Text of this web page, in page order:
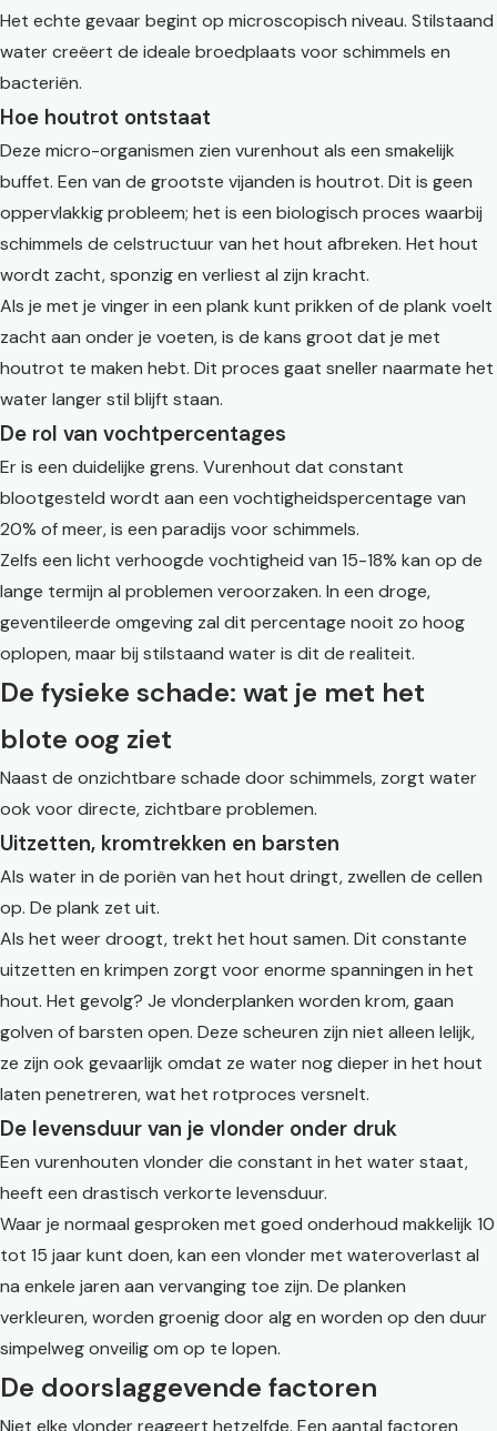
Het echte gevaar begint op microscopisch niveau. Stilstaand
water creëert de ideale broedplaats voor schimmels en
bacteriën.
Hoe houtrot ontstaat
Deze micro-organismen zien vurenhout als een smakelijk
buffet. Een van de grootste vijanden is houtrot. Dit is geen
oppervlakkig probleem; het is een biologisch proces waarbij
schimmels de celstructuur van het hout afbreken. Het hout
wordt zacht, sponzig en verliest al zijn kracht.
Als je met je vinger in een plank kunt prikken of de plank voelt
zacht aan onder je voeten, is de kans groot dat je met
houtrot te maken hebt. Dit proces gaat sneller naarmate het
water langer stil blijft staan.
De rol van vochtpercentages
Er is een duidelijke grens. Vurenhout dat constant
blootgesteld wordt aan een vochtigheidspercentage van
20% of meer, is een paradijs voor schimmels.
Zelfs een licht verhoogde vochtigheid van 15-18% kan op de
lange termijn al problemen veroorzaken. In een droge,
geventileerde omgeving zal dit percentage nooit zo hoog
oplopen, maar bij stilstaand water is dit de realiteit.
De fysieke schade: wat je met het
blote oog ziet
Naast de onzichtbare schade door schimmels, zorgt water
ook voor directe, zichtbare problemen.
Uitzetten, kromtrekken en barsten
Als water in de poriën van het hout dringt, zwellen de cellen
op. De plank zet uit.
Als het weer droogt, trekt het hout samen. Dit constante
uitzetten en krimpen zorgt voor enorme spanningen in het
hout. Het gevolg? Je vlonderplanken worden krom, gaan
golven of barsten open. Deze scheuren zijn niet alleen lelijk,
ze zijn ook gevaarlijk omdat ze water nog dieper in het hout
laten penetreren, wat het rotproces versnelt.
De levensduur van je vlonder onder druk
Een vurenhouten vlonder die constant in het water staat,
heeft een drastisch verkorte levensduur.
Waar je normaal gesproken met goed onderhoud makkelijk 10
tot 15 jaar kunt doen, kan een vlonder met wateroverlast al
na enkele jaren aan vervanging toe zijn. De planken
verkleuren, worden groenig door alg en worden op den duur
simpelweg onveilig om op te lopen.
De doorslaggevende factoren
Niet elke vlonder reageert hetzelfde. Een aantal factoren